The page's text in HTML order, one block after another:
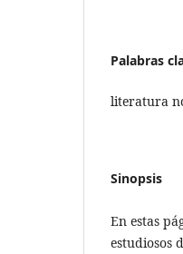
Palabras
literatura
Sinopsis
En estas
estudiosos